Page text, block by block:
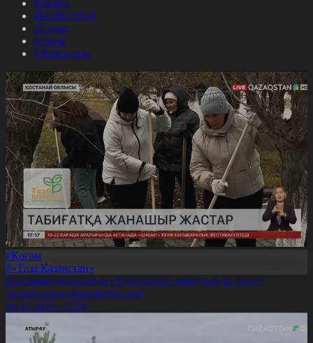
#Оқиға
#EURO 2024
#Спорт
#Әлем
#Денсаулық
#Қоғам
#«Таза Қазақстан»
Қостанай облысында «Табиғатқа 5 минутыңды арна»
экологиялық флешмобы өтті
04.11.2025, 17:34